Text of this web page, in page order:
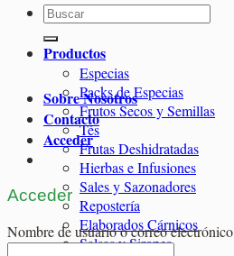
Buscar
por:
Productos
Especias
Packs de Especias
Frutos Secos y Semillas
Tés
Frutas Deshidratadas
Hierbas e Infusiones
Sales y Sazonadores
Repostería
Elaborados Cárnicos
Salsas y Siropes
Sobre Nosotros
Contacto
Acceder
Acceder
Nombre de usuario o correo electrónico